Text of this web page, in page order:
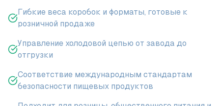
Гибкие веса коробок и форматы, готовые к
розничной продаже
Управление холодовой цепью от завода до
отгрузки
Соответствие международным стандартам
безопасности пищевых продуктов